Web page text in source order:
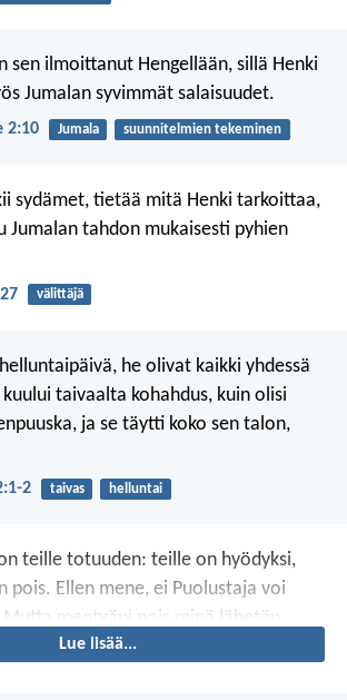
sen ilmoittanut Hengellään, sillä Henki
Jumalan syvimmät salaisuudet.
2:10 Jumala
suunnitelmien tekeminen
sydämet, tietää mitä Henki tarkoittaa,
Jumalan tahdon mukaisesti pyhien
välittäjä
he olivat kaikki yhdessä
taivaalta kohahdus, kuin olisi
ja se täytti koko sen talon,
2 taivas helluntai
teille totuuden: teille on hyödyksi,
pois. Ellen mene, ei Puolustaja voi
mentyäni pois minä lähetän
Lue lisää...